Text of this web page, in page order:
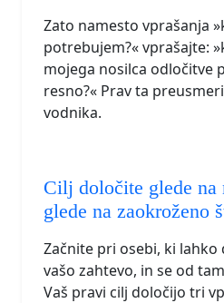
Zato namesto vprašanja
potrebujem?« vprašajte:
mojega nosilca odločitve
resno?« Prav ta
vodnika.
Cilj določite glede na
glede na zaokroženo
Začnite pri osebi, ki lahko
vašo zahtevo, in se od
Vaš pravi cilj določijo tri